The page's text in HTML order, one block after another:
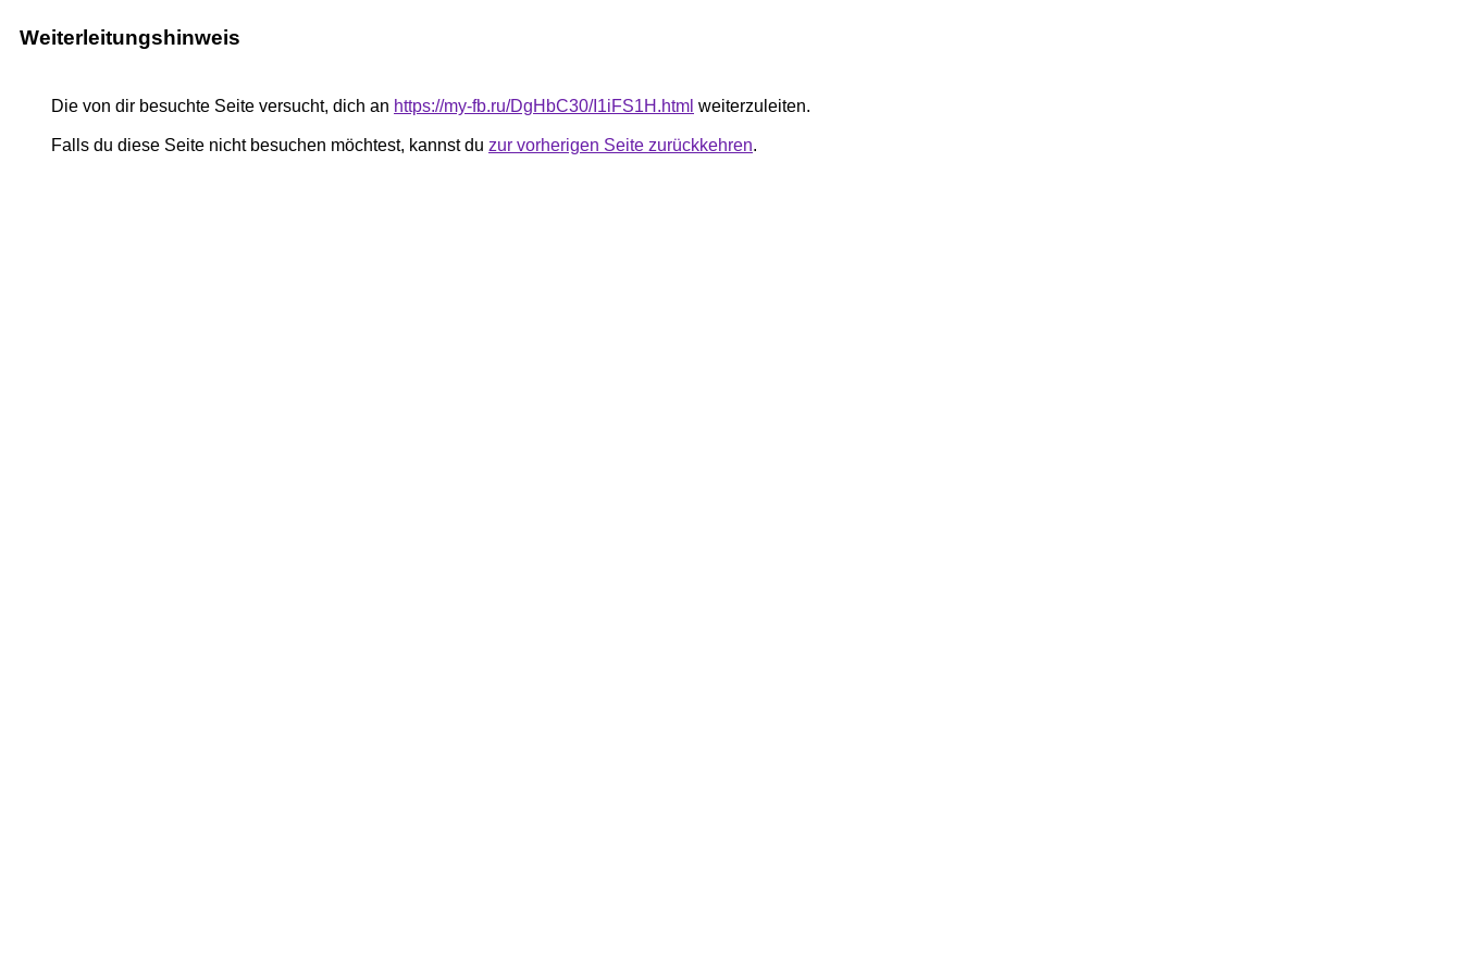
Weiterleitungshinweis
Die von dir besuchte Seite versucht, dich an https://my-fb.ru/DgHbC30/I1iFS1H.html weiterzuleiten.
Falls du diese Seite nicht besuchen möchtest, kannst du zur vorherigen Seite zurückkehren.